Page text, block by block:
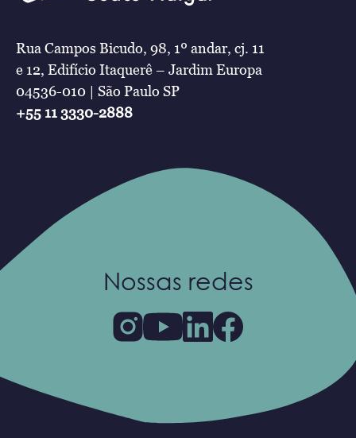
Rua Campos Bicudo, 98, 1º andar, cj. 11
e 12, Edifício Itaquerê – Jardim Europa
04536-010 | São Paulo SP
+55 11 3330-2888
Nossas redes